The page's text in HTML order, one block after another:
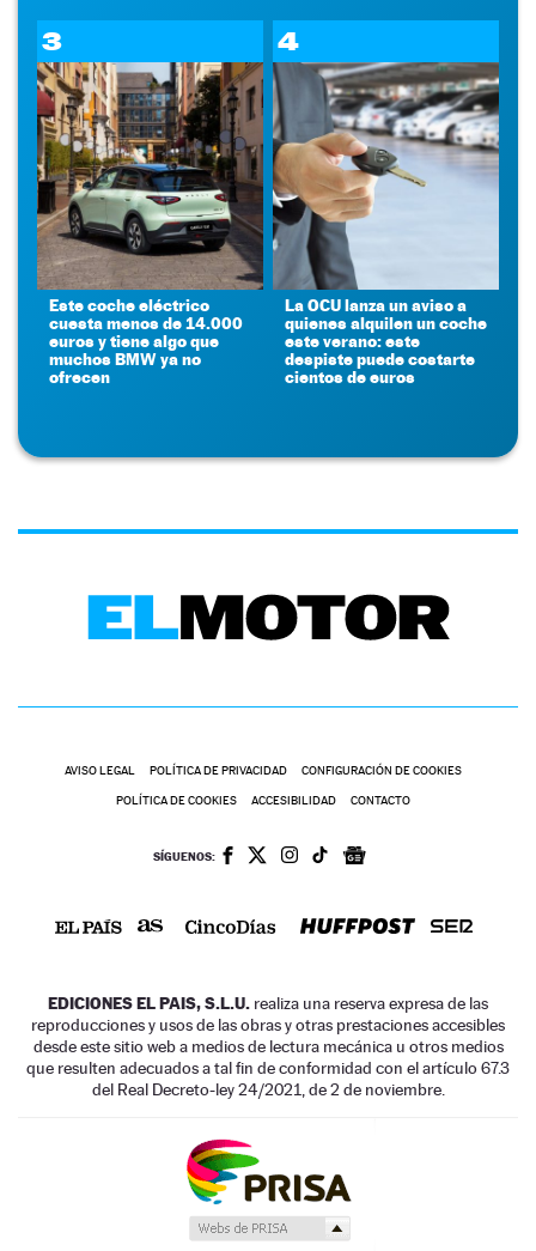
3
Este coche eléctrico
cuesta menos de 14.000
euros y tiene algo que
muchos BMW ya no
ofrecen
4
La OCU lanza un aviso a
quienes alquilen un coche
este verano: este
despiste puede costarte
cientos de euros
AVISO LEGAL POLÍTICA DE PRIVACIDAD CONFIGURACIÓN DE COOKIES
POLÍTICA DE COOKIES ACCESIBILIDAD CONTACTO
SÍGUENOS:
EDICIONES EL PAIS, S.L.U. realiza una reserva expresa de las
reproducciones y usos de las obras y otras prestaciones accesibles
desde este sitio web a medios de lectura mecánica u otros medios
que resulten adecuados a tal fin de conformidad con el artículo 67.3
del Real Decreto-ley 24/2021, de 2 de noviembre.